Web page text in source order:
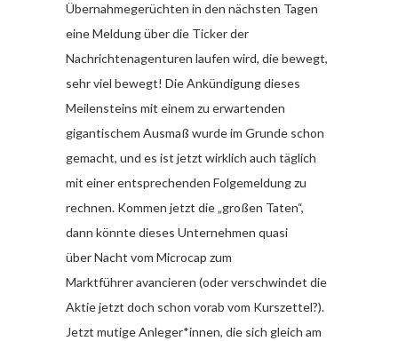
Übernahmegerüchten in den nächsten Tagen
eine Meldung über die Ticker der
Nachrichtenagenturen laufen wird, die bewegt,
sehr viel bewegt! Die Ankündigung dieses
Meilensteins mit einem zu erwartenden
gigantischem Ausmaß wurde im Grunde schon
gemacht, und es ist jetzt wirklich auch täglich
mit einer entsprechenden Folgemeldung zu
rechnen. Kommen jetzt die „großen Taten“,
dann könnte dieses Unternehmen quasi
über Nacht vom Microcap zum
Marktführer avancieren (oder verschwindet die
Aktie jetzt doch schon vorab vom Kurszettel?).
Jetzt mutige Anleger*innen, die sich gleich am